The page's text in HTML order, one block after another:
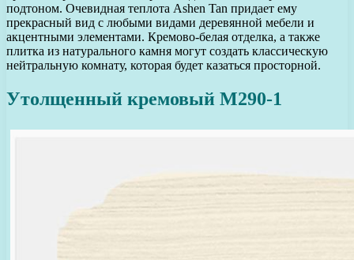
подтоном. Очевидная теплота Ashen Tan придает ему
прекрасный вид с любыми видами деревянной мебели и
акцентными элементами. Кремово-белая отделка, а также
плитка из натурального камня могут создать классическую
нейтральную комнату, которая будет казаться просторной.
Утолщенный кремовый M290-1